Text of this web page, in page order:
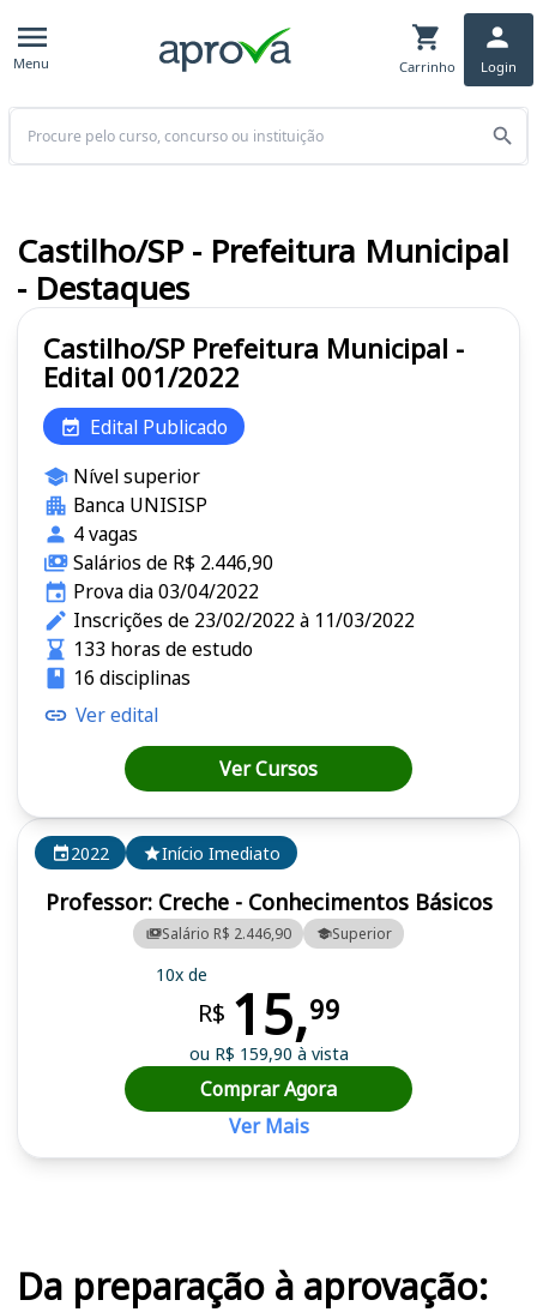
Menu Carrinho Login
Buscar
2022 Início Imediato
Professor: Creche - Conhecimentos Básicos
Salário R$ 2.446,90 Superior
10x de
R$ 15,99
ou R$ 159,90 à vista
Comprar Agora
Ver Mais
Castilho/SP Prefeitura Municipal -
Edital 001/2022
Edital Publicado
Nível superior
Banca UNISISP
4 vagas
Salários de R$ 2.446,90
Prova dia 03/04/2022
Inscrições de 23/02/2022 à 11/03/2022
133 horas de estudo
16 disciplinas
Ver edital
Ver Cursos
Castilho/SP - Prefeitura Municipal
- Destaques
Da preparação à aprovação: